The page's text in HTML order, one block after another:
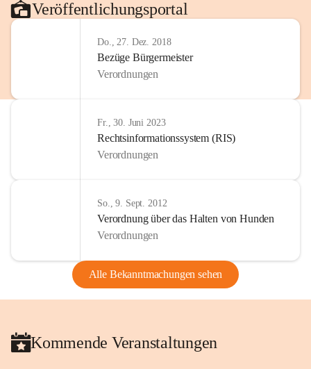
Veröffentlichungsportal
Do., 27. Dez. 2018
Bezüge Bürgermeister
Verordnungen
Fr., 30. Juni 2023
Rechtsinformationssystem (RIS)
Verordnungen
So., 9. Sept. 2012
Verordnung über das Halten von Hunden
Verordnungen
Alle Bekanntmachungen sehen
Kommende Veranstaltungen